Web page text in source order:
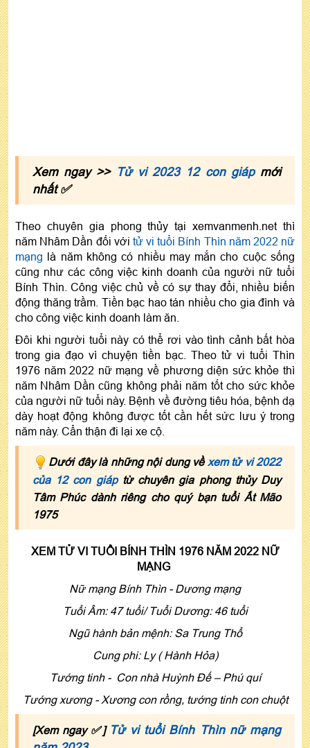
Xem ngay >> Tử vi 2023 12 con giápmới
nhất ✅
Theo chuyên gia phong thủy tại xemvanmenh.net thì
năm Nhâm Dần đối với tử vi tuổi Bính Thìn năm 2022 nữ
mạng là năm không có nhiều may mắn cho cuộc sống
cũng như các công việc kinh doanh của người nữ tuổi
Bính Thìn. Công việc chủ về có sự thay đổi, nhiều biến
động thăng trầm. Tiền bạc hao tán nhiều cho gia đình và
cho công việc kinh doanh làm ăn.
Đôi khi người tuổi này có thể rơi vào tình cảnh bất hòa
trong gia đạo vì chuyện tiền bạc. Theo tử vi tuổi Thìn
1976 năm 2022 nữ mạng về phương diện sức khỏe thì
năm Nhâm Dần cũng không phải năm tốt cho sức khỏe
của người nữ tuổi này. Bệnh về đường tiêu hóa, bệnh dạ
dày hoạt động không được tốt cần hết sức lưu ý trong
năm này. Cẩn thận đi lại xe cộ.
Dưới đây là những nội dung vềxem tử vi 2022
của 12 con giáp từ chuyên gia phong thủy Duy
Tâm Phúc dành riêng cho quý bạn tuổi Ất Mão
1975
XEM TỬ VI TUỔI BÍNH THÌN 1976 NĂM 2022 NỮ
MẠNG
Nữ mạng Bính Thìn - Dương mạng
Tuổi Âm: 47 tuổi/ Tuổi Dương: 46 tuổi
Ngũ hành bản mệnh: Sa Trung Thổ
Cung phi: Ly ( Hành Hỏa)
Tướng tinh - Con nhà Huỳnh Ðế – Phú quí
Tướng xương - Xương con rồng, tướng tinh con chuột
[Xem ngay ✅] Tử vi tuổi Bính Thìn nữ mạng